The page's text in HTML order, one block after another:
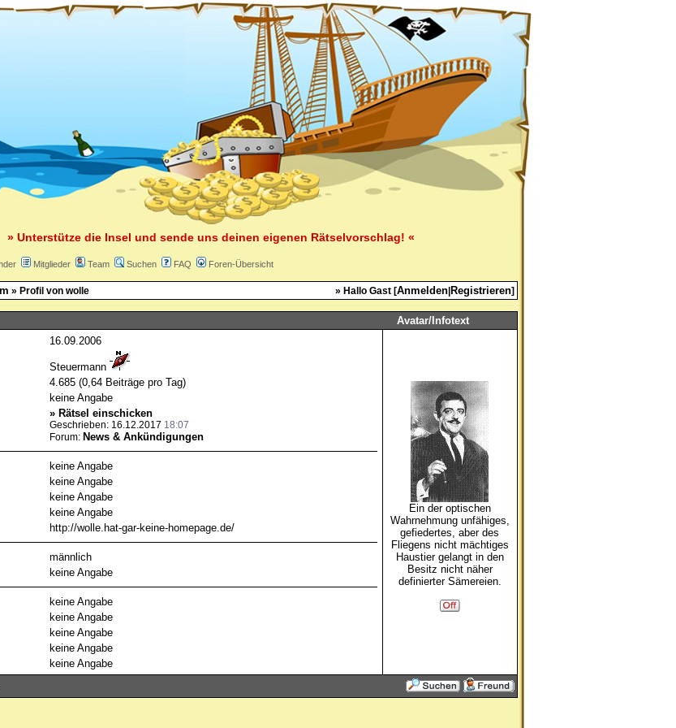
» Unterstütze die Insel und sende uns deinen eigenen Rätselvorschlag! «
Mitglieder Team Suchen FAQ Foren-Übersicht
» Profil von wolle » Hallo Gast [Anmelden|Registrieren]
Avatar/Infotext
16.09.2006
Steuermann
4.685 (0,64 Beiträge pro Tag)
keine Angabe
» Rätsel einschicken
Geschrieben: 16.12.2017 18:07
Forum: News & Ankündigungen
keine Angabe
keine Angabe
keine Angabe
keine Angabe
http://wolle.hat-gar-keine-homepage.de/
männlich
keine Angabe
keine Angabe
keine Angabe
keine Angabe
keine Angabe
keine Angabe
Ein der optischen
Wahrnehmung unfähiges,
gefiedertes, aber des
Fliegens nicht mächtiges
Haustier gelangt in den
Besitz nicht näher
definierter Sämereien.